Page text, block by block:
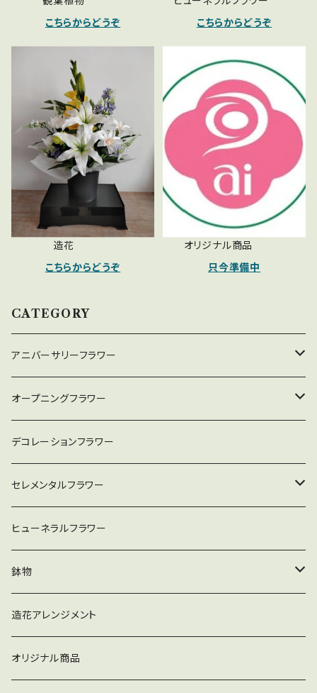
こちらからどうぞ
こちらからどうぞ
造花
こちらからどうぞ
オリジナル商品
只今準備中
CATEGORY
アニバーサリーフラワー
アレンジメント
花束
オープニングフラワー
スタンド
アレンジメント
デコレーションフラワー
セレメンタルフラワー
花束
アレンジメント
スタンド
ヒューネラルフラワー
鉢物
お祝い用胡蝶蘭
お供え用胡蝶蘭
造花アレンジメント
オリジナル商品